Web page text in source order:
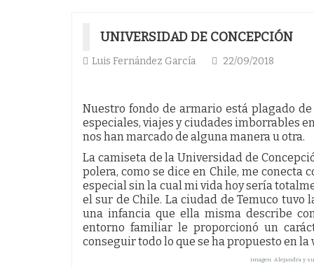
UNIVERSIDAD DE CONCEPCIÓN
Luis Fernández García 22/09/2018
Nuestro fondo de armario está plagado
especiales, viajes y ciudades imborrables
nos han marcado de alguna manera u otra.
La camiseta de la Universidad de
polera, como se dice en Chile, me conecta
especial sin la cual mi vida hoy sería
el sur de Chile. La ciudad de Temuco tuvo
una infancia que ella misma describe
entorno familiar le proporcionó un
conseguir todo lo que se ha propuesto en la
imagen: Alejandra y